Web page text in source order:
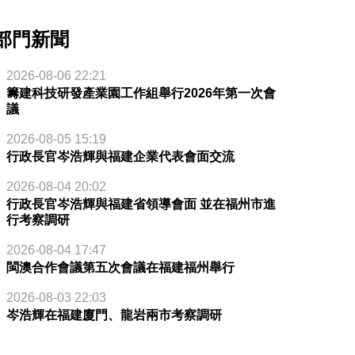
門新聞
2026-08-06 22:21
籌建科技研發產業園工作組舉行2026年第一次會
議
2026-08-05 15:19
行政長官岑浩輝與福建企業代表會面交流
2026-08-04 20:02
行政長官岑浩輝與福建省領導會面 並在福州市進
行考察調研
2026-08-04 17:47
閩澳合作會議第五次會議在福建福州舉行
2026-08-03 22:03
岑浩輝在福建廈門、龍岩兩市考察調研